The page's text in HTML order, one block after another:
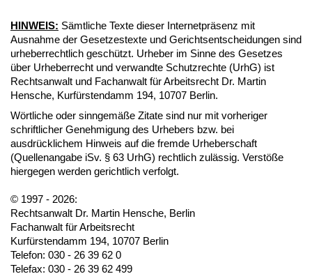
HINWEIS: Sämtliche Texte dieser Internetpräsenz mit
Ausnahme der Gesetzestexte und Gerichtsentscheidungen sind
urheberrechtlich geschützt. Urheber im Sinne des Gesetzes
über Urheberrecht und verwandte Schutzrechte (UrhG) ist
Rechtsanwalt und Fachanwalt für Arbeitsrecht Dr. Martin
Hensche, Kurfürstendamm 194, 10707 Berlin.
Wörtliche oder sinngemäße Zitate sind nur mit vorheriger
schriftlicher Genehmigung des Urhebers bzw. bei
ausdrücklichem Hinweis auf die fremde Urheberschaft
(Quellenangabe iSv. § 63 UrhG) rechtlich zulässig. Verstöße
hiergegen werden gerichtlich verfolgt.
© 1997 - 2026:
Rechtsanwalt Dr. Martin Hensche, Berlin
Fachanwalt für Arbeitsrecht
Kurfürstendamm 194, 10707 Berlin
Telefon: 030 - 26 39 62 0
Telefax: 030 - 26 39 62 499